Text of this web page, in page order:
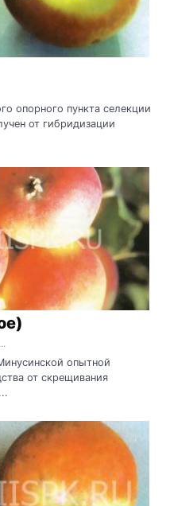
опорного пункта селекции
от гибридизации
опытной
от скрещивания